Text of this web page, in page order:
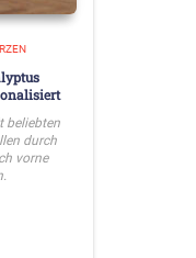
beliebten
durch
vorne